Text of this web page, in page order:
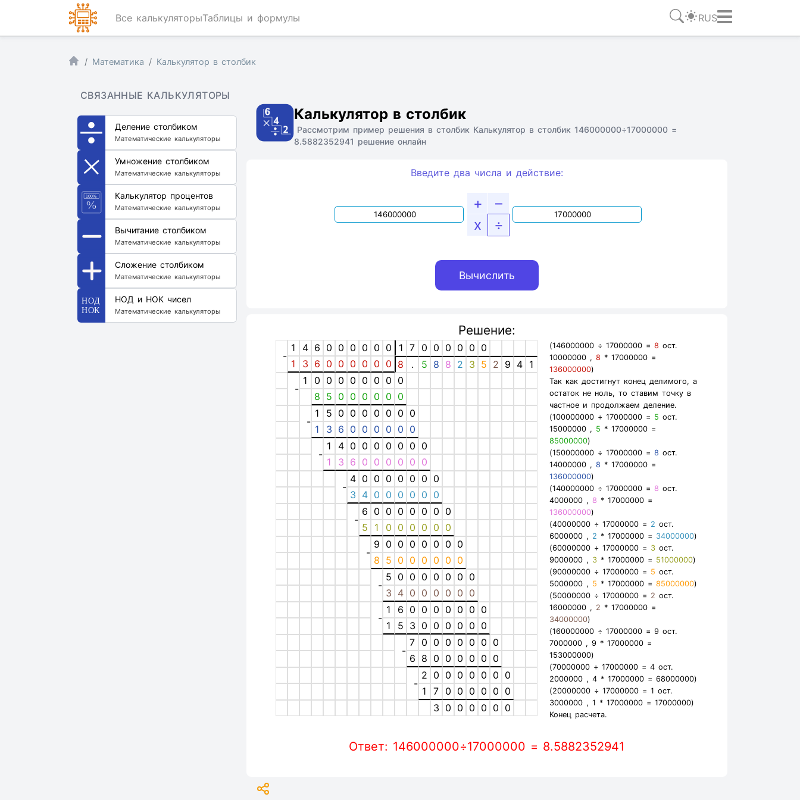
Все калькуляторыТаблицы и формулы RUS
Математика Калькулятор в столбик
СВЯЗАННЫЕ КАЛЬКУЛЯТОРЫ
Деление столбиком
Математические калькуляторы
Умножение столбиком
Математические калькуляторы
Калькулятор процентов
Математические калькуляторы
Вычитание столбиком
Математические калькуляторы
Сложение столбиком
Математические калькуляторы
НОД и НОК чисел
Математические калькуляторы
Калькулятор в столбик
Рассмотрим пример решения в столбик Калькулятор в столбик 146000000÷17000000 =
8.5882352941 решение онлайн
Введите два числа и действие:
+
–
x
÷
Решение:
-
1 4 6 0 0 0 0 0 0 1 7 0 0 0 0 0 0
1
3 6 0 0 0 0 0 0 8 . 5 8 8 2 3 5 2 9 4 1
-
1 0 0 0 0 0 0 0 0
8 5 0 0 0 0 0 0
-
1 5 0 0 0 0 0 0 0
1
3 6 0 0 0 0 0 0
-
1 4 0 0 0 0 0 0 0
1
3 6 0 0 0 0 0 0
-
4 0 0 0 0 0 0 0
3 4 0 0 0 0 0 0
-
6 0 0 0 0 0 0 0
5
1 0 0 0 0 0 0
-
9 0 0 0 0 0 0 0
8 5 0 0 0 0 0 0
-
5 0 0 0 0 0 0 0
3 4 0 0 0 0 0 0
-
1 6 0 0 0 0 0 0 0
1
5 3 0 0 0 0 0 0
-
7 0 0 0 0 0 0 0
6 8 0 0 0 0 0 0
-
2 0 0 0 0 0 0 0
1
7 0 0 0 0 0 0
3 0 0 0 0 0 0
(146000000 ÷ 17000000 = 8 ост.
10000000 , 8 * 17000000 =
136000000)
Так как достигнут конец делимого, а
остаток не ноль, то ставим точку в
частное и продолжаем деление.
(100000000 ÷ 17000000 = 5 ост.
15000000 , 5 * 17000000 =
85000000)
(150000000 ÷ 17000000 = 8 ост.
14000000 , 8 * 17000000 =
136000000)
(140000000 ÷ 17000000 = 8 ост.
4000000 , 8 * 17000000 =
136000000)
(40000000 ÷ 17000000 = 2 ост.
6000000 , 2 * 17000000 = 34000000)
(60000000 ÷ 17000000 = 3ост.
9000000 , 3* 17000000 = 51000000)
(90000000 ÷ 17000000 = 5 ост.
5000000 , 5 * 17000000 = 85000000)
(50000000 ÷ 17000000 = 2 ост.
16000000 , 2 * 17000000 =
34000000)
(160000000 ÷ 17000000 = 9ост.
7000000 , 9* 17000000 =
153000000)
(70000000 ÷ 17000000 = 4ост.
2000000 , 4* 17000000 = 68000000)
(20000000 ÷ 17000000 = 1 ост.
3000000 , 1 * 17000000 = 17000000)
Конец расчета.
Ответ: 146000000÷17000000 = 8.5882352941